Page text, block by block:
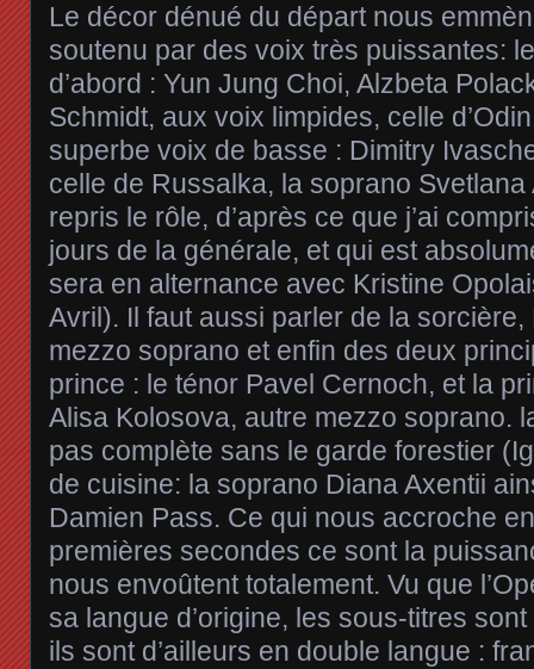
Le décor dénué du départ nous
soutenu par des voix très puissantes:
d’abord : Yun Jung Choi, Alzbeta
Schmidt, aux voix limpides, celle
superbe voix de basse : Dimitry
celle de Russalka, la soprano
repris le rôle, d’après ce que j’ai
jours de la générale, et qui est
sera en alternance avec Kristine
Avril). Il faut aussi parler de la
mezzo soprano et enfin des deux
prince : le ténor Pavel Cernoch, et la
Alisa Kolosova, autre mezzo soprano.
pas complète sans le garde forestier
de cuisine: la soprano Diana Axentii
Damien Pass. Ce qui nous accroche
premières secondes ce sont la
nous envoûtent totalement. Vu que
sa langue d’origine, les sous-titres
ils sont d’ailleurs en double langue :